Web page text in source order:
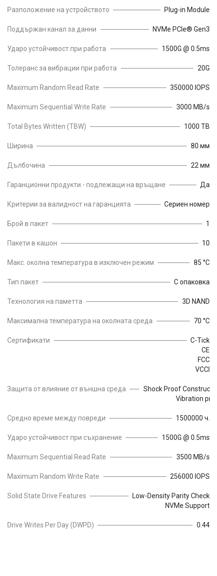
Разположение на устройството Plug-in Module
Поддържан канал за данни NVMe PCIe® Gen3
Ударо устойчивост при работа 1500G @ 0.5ms
Толеранс за вибрации при работа 20G
Maximum Random Read Rate 350000 IOPS
Maximum Sequential Write Rate 3000 MB/s
Total Bytes Written (TBW) 1000 TB
Ширина 80 мм
Дълбочина 22 мм
Гаранционни продукти - подлежащи на връщане Да
Критерии за валидност на гаранцията Сериен номер
Брой в пакет 1
Пакети в кашон 10
Макс. околна температура в изключен режим 85 °C
Тип пакет С опаковка
Технология на паметта 3D NAND
Максимална температура на околната среда 70 °C
Сертификати
C-Tick
CE
FCC
VCCI
Защита от влияние от външна среда
Shock Proof
Vibration
Средно време между повреди 1500000 ч.
Ударо устойчивост при съхранение 1500G @ 0.5ms
Maximum Sequential Read Rate 3500 MB/s
Maximum Random Write Rate 256000 IOPS
Solid State Drive Features
Low-Density Parity Check
NVMe Support
Drive Writes Per Day (DWPD) 0.44